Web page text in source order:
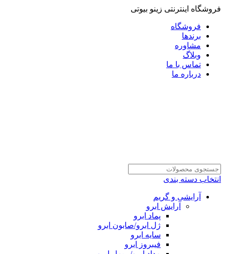
فروشگاه اینترنتی زینو بیوتی
فروشگاه
برندها
مشاوره
وبلاگ
تماس با ما
درباره ما
انتخاب دسته بندی
آرایشی و گریم
آرایش ابرو
پماد ابرو
ژل ابرو/صابون ابرو
سایه ابرو
فیبروز ابرو